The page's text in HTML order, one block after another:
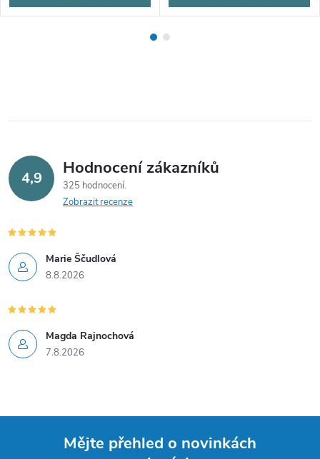
4,9 Hodnocení zákazníků
325 hodnocení
Zobrazit recenze
Marie Ščudlová
8.8.2026
Magda Rajnochová
7.8.2026
Mějte přehled o novinkách